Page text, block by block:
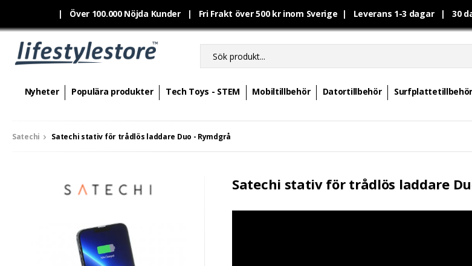
| Över 100.000 Nöjda Kunder | Fri Frakt över 500 kr inom Sverige | Leverans 1-3 dagar | 30
Nyheter Populära produkter Tech Toys - STEM Mobiltillbehör Datortillbehör Surfplattetillbehör
Satechi Satechi stativ för trådlös laddare Duo - Rymdgrå
Satechi stativ för trådlös laddare